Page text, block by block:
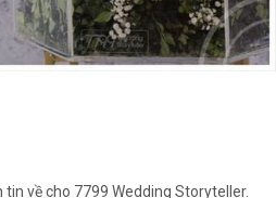
tin về cho 7799 Wedding Storyteller.